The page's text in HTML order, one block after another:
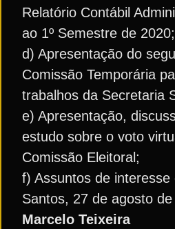
Relatório Contábil
ao 1º Semestre de 2020;
d) Apresentação do
Comissão Temporária
trabalhos da Secretaria
e) Apresentação,
estudo sobre o voto
Comissão Eleitoral;
f) Assuntos de interesse
Santos, 27 de agosto
Marcelo Teixeira